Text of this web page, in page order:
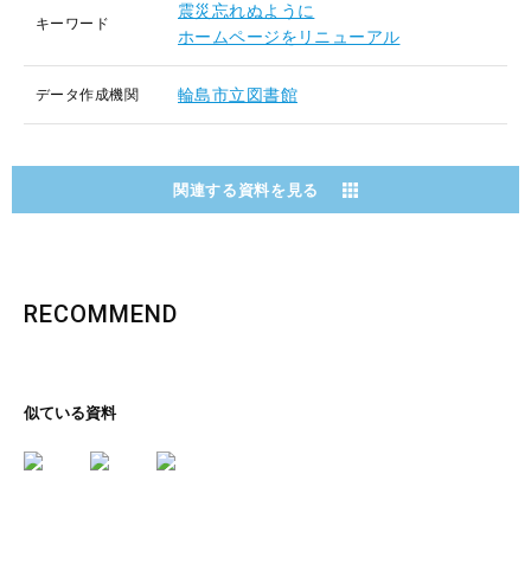
キーワード
震災忘れぬように
ホームページをリニューアル
データ作成機関 輪島市立図書館
関連する資料を見る
RECOMMEND
似ている資料